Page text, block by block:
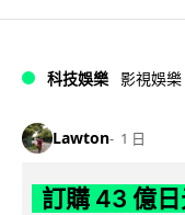
科技娛樂 影視娛樂
Lawton 1 日
訂購 43 億